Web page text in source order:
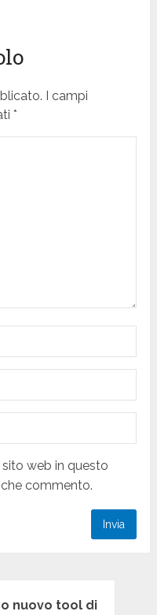
I campi
*
web in questo
commento.
nuovo tool di